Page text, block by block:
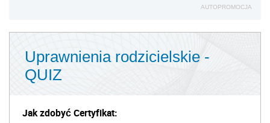
AUTOPROMOCJA
Uprawnienia rodzicielskie -
QUIZ
Jak zdobyć Certyfikat: